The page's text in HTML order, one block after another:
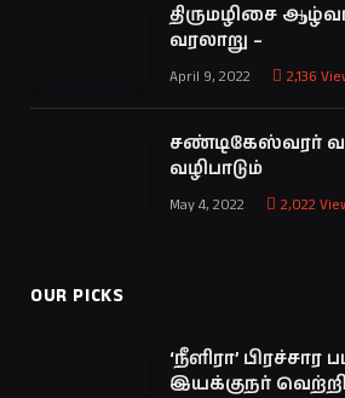
திருமழிசை
வரலாறு –
April 9, 2022 2,136
சண்டிகேஸ்வரர்
வழிபாடும்
May 4, 2022 2,022
OUR PICKS
‘நீளிரா’ பிரச்சார
இயக்குநர்